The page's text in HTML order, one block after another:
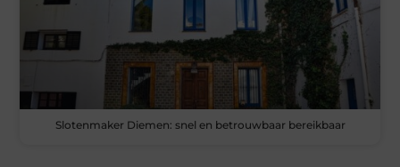
Slotenmaker Diemen: snel en betrouwbaar bereikbaar